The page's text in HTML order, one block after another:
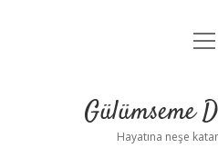
Yasal
Gülümseme
Hayatına neşe